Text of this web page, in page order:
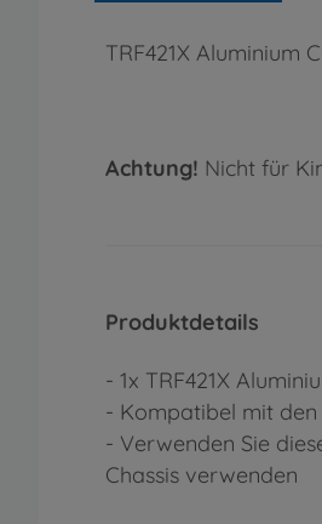
TRF421X Aluminium
Achtung! Nicht für
Produktdetails
- 1x TRF421X
- Kompatibel mit den
- Verwenden Sie
Chassis verwenden